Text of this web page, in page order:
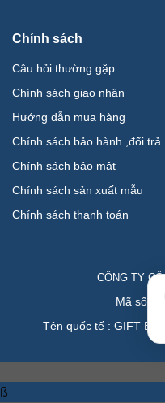
Chính sách
Câu hỏi thường gặp
Chính sách giao nhận
Hướng dẫn mua hàng
Chính sách bảo hành ,đổi trả
Chính sách bảo mật
Chính sách sản xuất mẫu
Chính sách thanh toán
CÔNG TY
Mã số
Tên quốc tế : GIFT
ß